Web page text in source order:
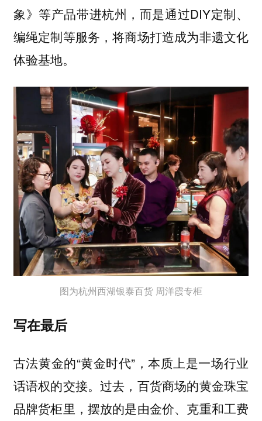
象》等产品带进杭州，而是通过DIY定制、
编绳定制等服务，将商场打造成为非遗文化
体验基地。
图为杭州西湖银泰百货 周洋霞专柜
写在最后
古法黄金的“黄金时代”，本质上是一场行业
话语权的交接。过去，百货商场的黄金珠宝
品牌货柜里，摆放的是由金价、克重和工费